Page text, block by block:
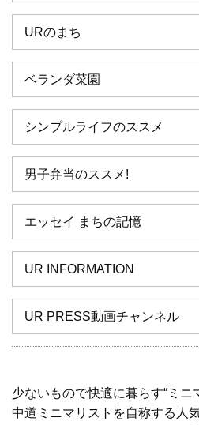
URのまち
ベランダ菜園
シンプルライフのススメ
男子弁当のススメ!
エッセイ まちの記憶
UR INFORMATION
UR PRESS動画チャンネル
少ないもので快適に暮らす“ミニ
中道ミニマリストを自称する人